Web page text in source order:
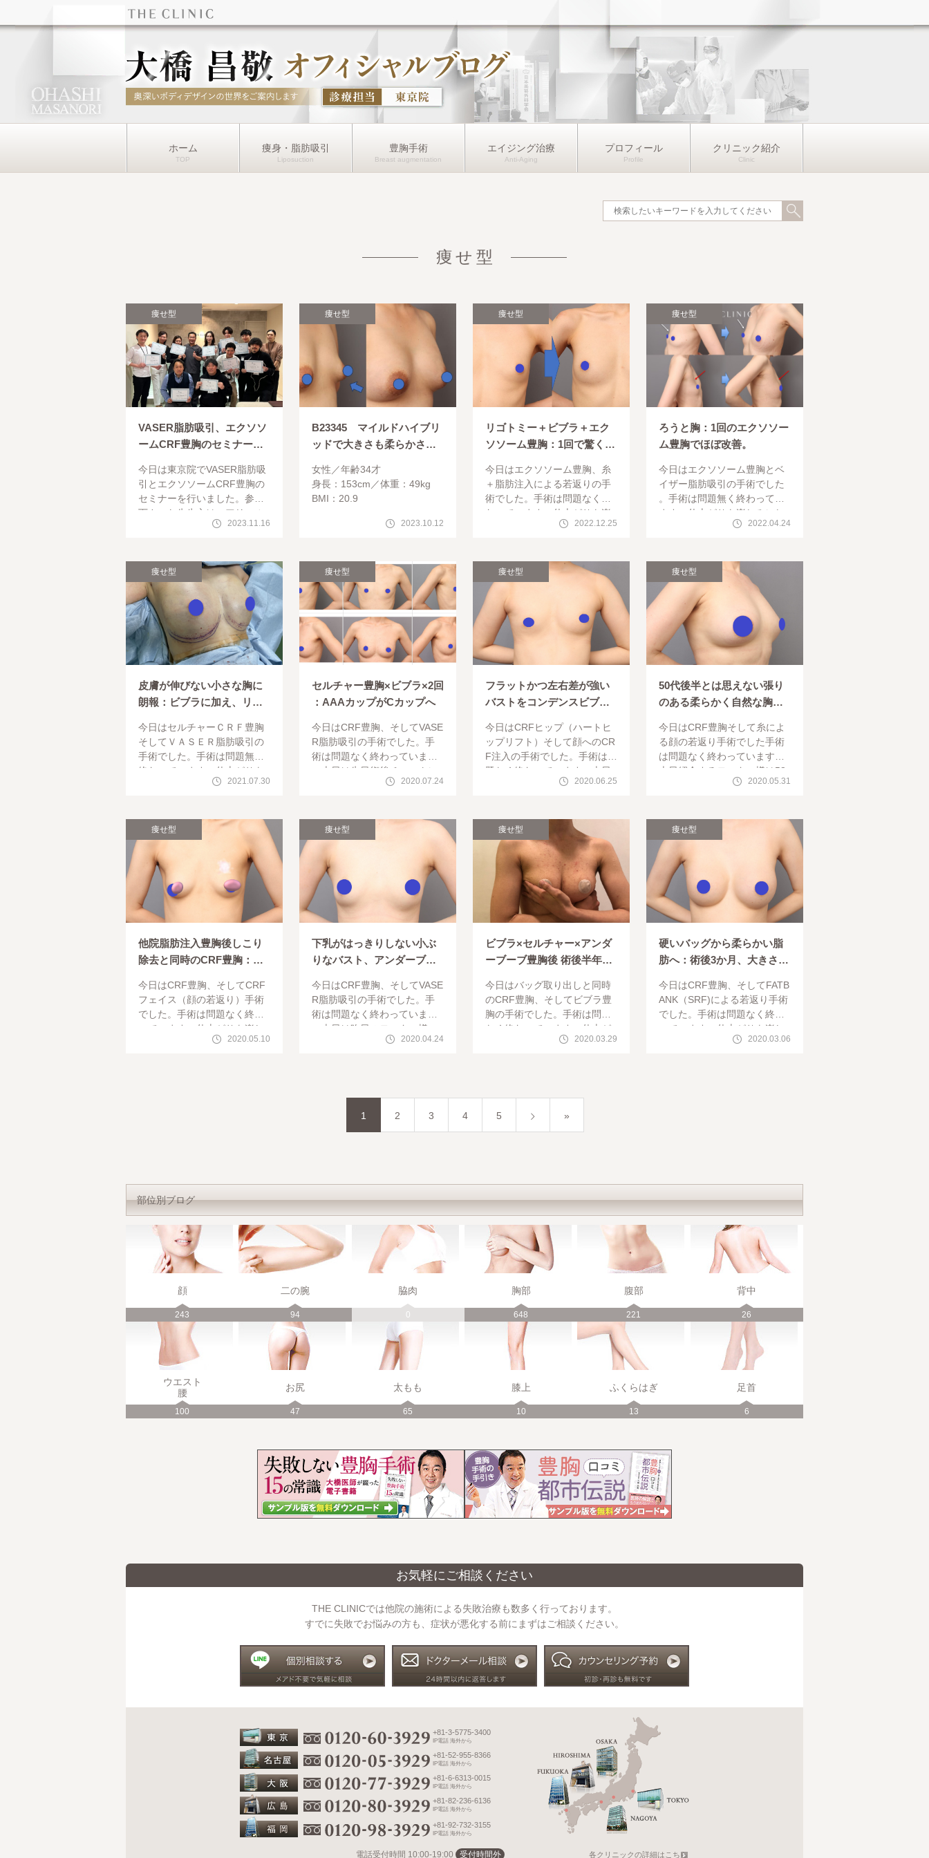
ホーム 痩身・脂肪吸引 豊胸手術 エイジング治療 プロフィール クリニック紹介
痩せ型
痩せ型
VASER脂肪吸引、エクソソ
ームCRF豊胸のセミナーを
今日は東京院でVASER脂肪吸
引とエクソソームCRF豊胸の
セミナーを行いました。参加
下さった先生方は・アリエル
美容クリニック 鈴木桂介（
2023.11.16
痩せ型
B23345 マイルドハイブリ
ッドで大きさも柔らかさも
女性
年齢34才
身長：153cm
体重：49kg
BMI：20.9
2023.10.12
痩せ型
リゴトミー＋ビブラ＋エク
ソソーム豊胸：1回で驚くほ
今日はエクソソーム豊胸、糸
＋脂肪注入による若返りの手
術でした。手術は問題なく終
わっています。仕上がりを楽
しみにしていてください。今
ー様の紹介で
2022.12.25
痩せ型
ろうと胸：1回のエクソソー
ム豊胸でほぼ改善。
今日はエクソソーム豊胸とベ
イザー脂肪吸引の手術でした
。手術は問題無く終わってい
ます。仕上がりを楽しみにし
ていてください。本日は今日
介します。
2022.04.24
痩せ型
皮膚が伸びない小さな胸に
朗報：ビブラに加え、リゴ
今日はセルチャーＣＲＦ豊胸
そしてＶＡＳＥＲ脂肪吸引の
手術でした。手術は問題無く
終わっています。仕上がりを
楽しみにしていてください。
注入しにくい
2021.07.30
痩せ型
セルチャー豊胸×ビブラ×2回
：AAAカップがCカップへ
今日はCRF豊胸、そしてVASE
R脂肪吸引の手術でした。手
術は問題なく終わっています
。本日は先日術後チェックに
ご来院なさったモニター様2回
2020.07.24
痩せ型
フラットかつ左右差が強い
バストをコンデンスビブラ
今日はCRFヒップ（ハートヒ
ップリフト）そして顔へのCR
F注入の手術でした。手術は問
題なく終わっています。本日
は先日術後チェックに来てく
2020.06.25
痩せ型
50代後半とは思えない張り
のある柔らかく自然な胸：
）術後
今日はCRF豊胸そして糸によ
る顔の若返り手術でした手術
は問題なく終わっています。
本日紹介するモニター様は58
歳、授乳歴2回、お子様も大き
意されま
2020.05.31
痩せ型
他院脂肪注入豊胸後しこり
除去と同時のCRF豊胸：石
柔らかいバストに
今日はCRF豊胸、そしてCRF
フェイス（顔の若返り）手術
でした。手術は問題なく終わ
っています。仕上がりを楽し
みにしていてください。本日
2020.05.10
痩せ型
下乳がはっきりしない小ぶ
りなバスト、アンダーブー
キリさせつつ大きく
今日はCRF豊胸、そしてVASE
R脂肪吸引の手術でした。手
術は問題なく終わっています
。本日は昨日のモニター様、
ビブラ（皮膚拡張）＋アンダ
2020.04.24
痩せ型
ビブラ×セルチャー×アンダ
ーブーブ豊胸後 術後半年：
ました
今日はバッグ取り出しと同時
のCRF豊胸、そしてビブラ豊
胸の手術でした。手術は問題
なく終わっています。仕上が
りを楽しみにしていてくださ
2020.03.29
痩せ型
硬いバッグから柔らかい脂
肪へ：術後3か月、大きさも
今日はCRF豊胸、そしてFATB
ANK（SRF)による若返り手術
でした。手術は問題なく終わ
っています。仕上がりを楽し
みにしていてください。昨日
2020.03.06
1 2 3 4 5 »
部位別ブログ
顔
243
二の腕
94
脇肉
0
胸部
648
腹部
221
背中
26
ウエスト
腰
100
お尻
47
太もも
65
膝上
10
ふくらはぎ
13
足首
6
お気軽にご相談ください
THE CLINICでは他院の施術による失敗治療も数多く行っております。
すでに失敗でお悩みの方も、症状が悪化する前にまずはご相談ください。
+81-3-5775-3400
IP電話 海外から
+81-52-955-8366
IP電話 海外から
+81-6-6313-0015
IP電話 海外から
+81-82-236-6136
IP電話 海外から
+81-92-732-3155
IP電話 海外から
電話受付時間 10:00-19:00 受付時間外 各クリニックの詳細はこちら